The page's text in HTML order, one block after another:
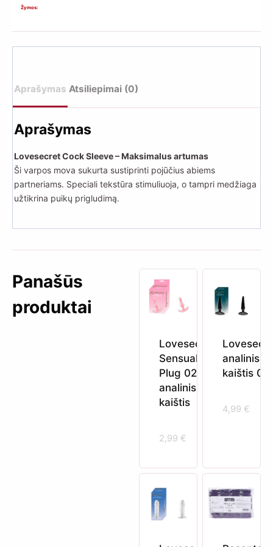
Sleeve
malonumui
Žymos:
Aprašymas Atsiliepimai (0)
Aprašymas
Lovesecret Cock Sleeve – Maksimalus artumas
Ši varpos mova sukurta sustiprinti pojūčius abiems
partneriams. Speciali tekstūra stimuliuoja, o tampri medžiaga
užtikrina puikų prigludimą.
Panašūs
produktai
Lovesecret
Sensual T-
Plug 02
analinis
kaištis
2,99 €
analinis
kaištis 01
4,99 €